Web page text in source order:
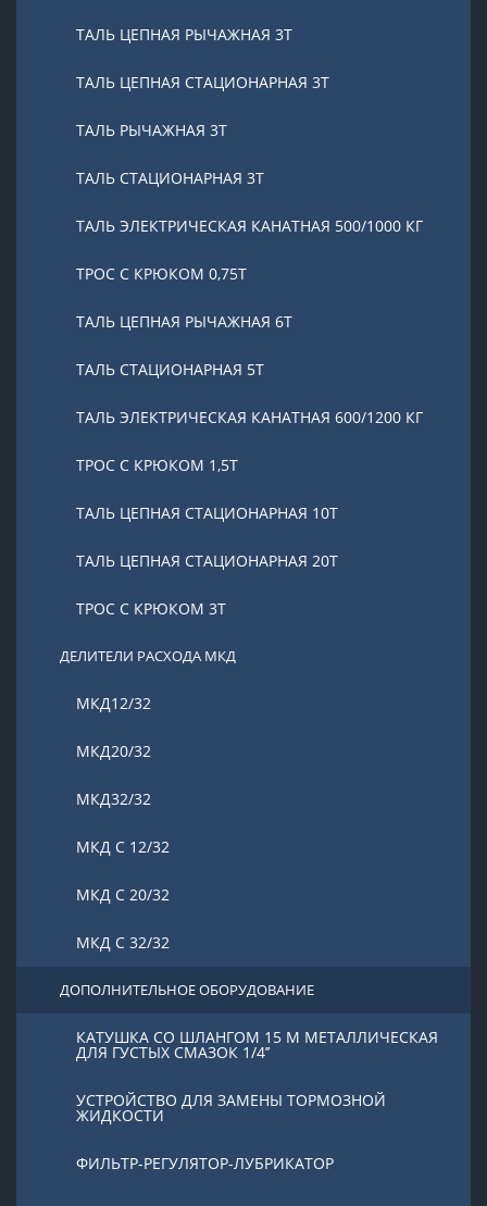
ТАЛЬ ЦЕПНАЯ РЫЧАЖНАЯ 3Т
ТАЛЬ ЦЕПНАЯ СТАЦИОНАРНАЯ 3Т
ТАЛЬ РЫЧАЖНАЯ 3Т
ТАЛЬ СТАЦИОНАРНАЯ 3Т
ТАЛЬ ЭЛЕКТРИЧЕСКАЯ КАНАТНАЯ 500/1000 КГ
ТРОС С КРЮКОМ 0,75Т
ТАЛЬ ЦЕПНАЯ РЫЧАЖНАЯ 6Т
ТАЛЬ СТАЦИОНАРНАЯ 5Т
ТАЛЬ ЭЛЕКТРИЧЕСКАЯ КАНАТНАЯ 600/1200 КГ
ТРОС С КРЮКОМ 1,5Т
ТАЛЬ ЦЕПНАЯ СТАЦИОНАРНАЯ 10Т
ТАЛЬ ЦЕПНАЯ СТАЦИОНАРНАЯ 20Т
ТРОС С КРЮКОМ 3Т
ДЕЛИТЕЛИ РАСХОДА МКД
МКД12/32
МКД20/32
МКД32/32
МКД С 12/32
МКД С 20/32
МКД С 32/32
ДОПОЛНИТЕЛЬНОЕ ОБОРУДОВАНИЕ
КАТУШКА СО ШЛАНГОМ 15 М МЕТАЛЛИЧЕСКАЯ
ДЛЯ ГУСТЫХ СМАЗОК 1/4’’
УСТРОЙСТВО ДЛЯ ЗАМЕНЫ ТОРМОЗНОЙ
ЖИДКОСТИ
ФИЛЬТР-РЕГУЛЯТОР-ЛУБРИКАТОР